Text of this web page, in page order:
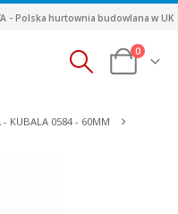
- Polska hurtownia budowlana w UK
0
- KUBALA 0584 - 60MM